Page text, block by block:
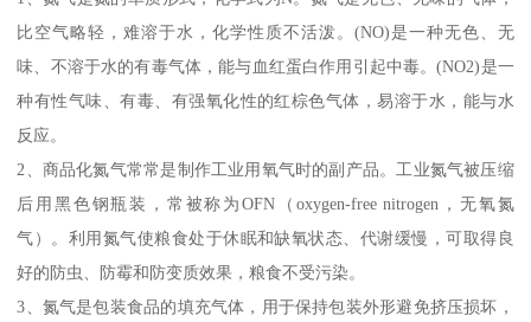
比空气略轻，难溶于水，化学性质不活泼。(NO)是一种无色、无
味、不溶于水的有毒气体，能与血红蛋白作用引起中毒。(NO2)是一
种有性气味、有毒、有强氧化性的红棕色气体，易溶于水，能与水
反应。
2、商品化氮气常常是制作工业用氧气时的副产品。工业氮气被压缩
后用黑色钢瓶装，常被称为OFN（oxygen-free nitrogen，无氧氮
气）。利用氮气使粮食处于休眠和缺氧状态、代谢缓慢，可取得良
好的防虫、防霉和防变质效果，粮食不受污染。
3、氮气是包装食品的填充气体，用于保持包装外形避免挤压损坏，